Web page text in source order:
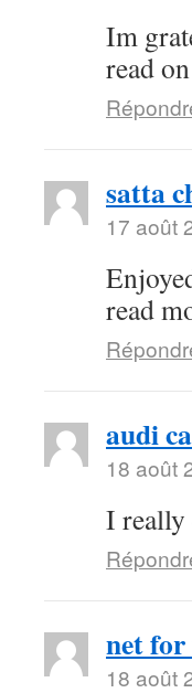
Im
read
satta
17 août
read
audi
18 août
I really
net for
18 août